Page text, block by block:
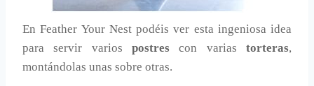
En Feather Your Nest podéis ver esta ingeniosa idea
para servir varios postres con varias torteras,
montándolas unas sobre otras.